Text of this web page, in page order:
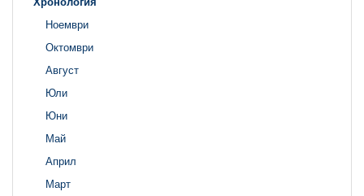
Ноември
Октомври
Август
Юли
Юни
Май
Април
Март